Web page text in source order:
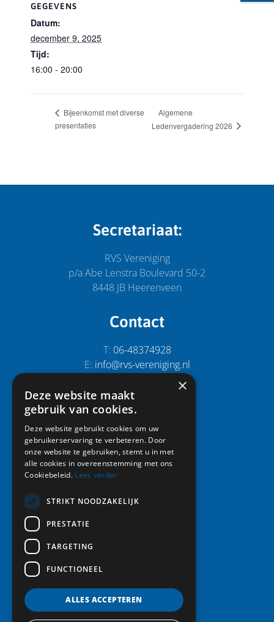
GEGEVENS
Datum:
december 9, 2025
Tijd:
16:00 - 20:00
Bijeenkomst met diverse
presentaties
Algemene
Ledenvergadering 2026
Secretariaat:
RVS Vereniging
p/a Abe Lenstra Boulevard 50-2
8448 JB Heerenveen
Contact
T: 06-48374928
E: info@rvs-vereniging.nl
Snel naar:
Home
Activiteiten
Leden
Vereniging
Nieuws
×
Deze website maakt
gebruik van cookies.
Deze website gebruikt cookies om uw
gebruikerservaring te verbeteren. Door
onze website te gebruiken, stemt u in met
alle cookies in overeenstemming met ons
Cookiebeleid. Lees verder
STRIKT NOODZAKELIJK
PRESTATIE
TARGETING
FUNCTIONEEL
ALLES ACCEPTEREN